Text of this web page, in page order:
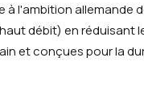
l'ambition allemande
débit) en réduisant
et conçues pour la